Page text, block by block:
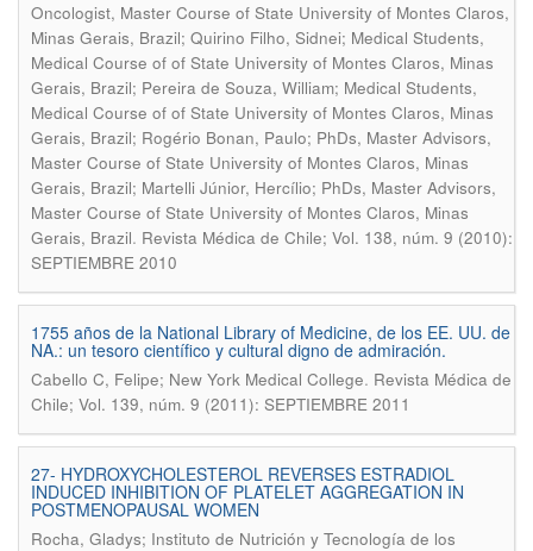
Oncologist, Master Course of State University of Montes Claros,
Minas Gerais, Brazil; Quirino Filho, Sidnei; Medical Students,
Medical Course of of State University of Montes Claros, Minas
Gerais, Brazil; Pereira de Souza, William; Medical Students,
Medical Course of of State University of Montes Claros, Minas
Gerais, Brazil; Rogério Bonan, Paulo; PhDs, Master Advisors,
Master Course of State University of Montes Claros, Minas
Gerais, Brazil; Martelli Júnior, Hercílio; PhDs, Master Advisors,
Master Course of State University of Montes Claros, Minas
Gerais, Brazil. Revista Médica de Chile; Vol. 138, núm. 9 (2010):
SEPTIEMBRE 2010
1755 años de la National Library of Medicine, de los EE. UU. de
NA.: un tesoro científico y cultural digno de admiración.
Cabello C, Felipe; New York Medical College. Revista Médica de
Chile; Vol. 139, núm. 9 (2011): SEPTIEMBRE 2011
27- HYDROXYCHOLESTEROL REVERSES ESTRADIOL
INDUCED INHIBITION OF PLATELET AGGREGATION IN
POSTMENOPAUSAL WOMEN
Rocha, Gladys; Instituto de Nutrición y Tecnología de los